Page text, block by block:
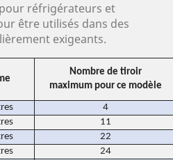
réfrigérateurs et
être utilisés dans des
exigeants.
Nombre de tiroir
maximum pour ce modèle
4
11
22
24